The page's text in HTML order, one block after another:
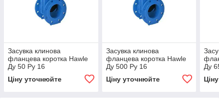
Засувка клинова
фланцева коротка Hawle
Ду 50 Ру 16
Ціну уточнюйте
Засувка клинова
фланцева коротка Hawle
Ду 500 Ру 16
Ціну уточнюйте
Ду